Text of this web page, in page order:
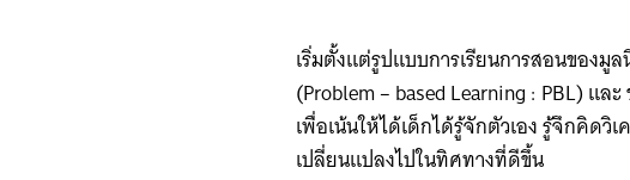
เริ่มตั้งแต่รูปแบบการเรียนการสอนของ
(Problem – based Learning : PBL) แ
เพื่อเน้นให้ได้เด็กได้รู้จักตัวเอง รู้จึกคิด
เปลี่ยนแปลงไปในทิศทางที่ดีขึ้น